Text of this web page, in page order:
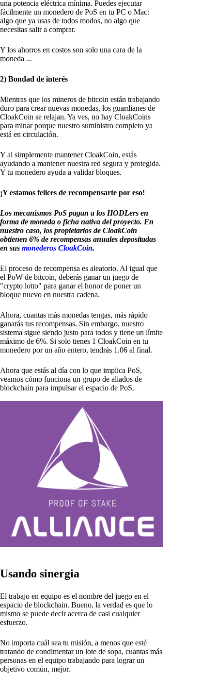
una potencia eléctrica mínima. Puedes ejecutar
fácilmente un monedero de PoS en tu PC o Mac:
algo que ya usas de todos modos, no algo que
necesitas salir a comprar.
Y los ahorros en costos son solo una cara de la
moneda ...
2) Bondad de interés
Mientras que los mineros de bitcoin están trabajando
duro para crear nuevas monedas, los guardianes de
CloakCoin se relajan. Ya ves, no hay CloakCoins
para minar porque nuestro suministro completo ya
está en circulación.
Y al simplemente mantener CloakCoin, estás
ayudando a mantener nuestra red segura y protegida.
Y tu monedero ayuda a validar bloques.
¡Y estamos felices de recompensarte por eso!
Los mecanismos PoS pagan a los HODLers en
forma de moneda o ficha nativa del proyecto. En
nuestro caso, los propietarios de CloakCoin
obtienen 6% de recompensas anuales depositadas
en sus monederos CloakCoin.
El proceso de recompensa es aleatorio. Al igual que
el PoW de bitcoin, deberás ganar un juego de
"crypto lotto" para ganar el honor de poner un
bloque nuevo en nuestra cadena.
Ahora, cuantas más monedas tengas, más rápido
ganarás tus recompensas. Sin embargo, nuestro
sistema sigue siendo justo para todos y tiene un límite
máximo de 6%. Si solo tienes 1 CloakCoin en tu
monedero por un año entero, tendrás 1.06 al final.
Ahora que estás al día con lo que implica PoS,
veamos cómo funciona un grupo de aliados de
blockchain para impulsar el espacio de PoS.
Usando sinergia
El trabajo en equipo es el nombre del juego en el
espacio de blockchain. Bueno, la verdad es que lo
mismo se puede decir acerca de casi cualquier
esfuerzo.
No importa cuál sea tu misión, a menos que esté
tratando de condimentar un lote de sopa, cuantas más
personas en el equipo trabajando para lograr un
objetivo común, mejor.